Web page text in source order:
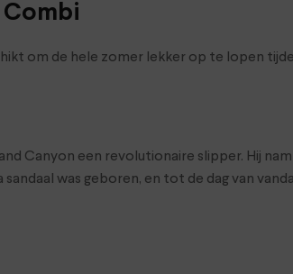
Combi
om de hele zomer lekker op te lopen
Canyon een revolutionaire slipper. Hij
was geboren, en tot de dag van